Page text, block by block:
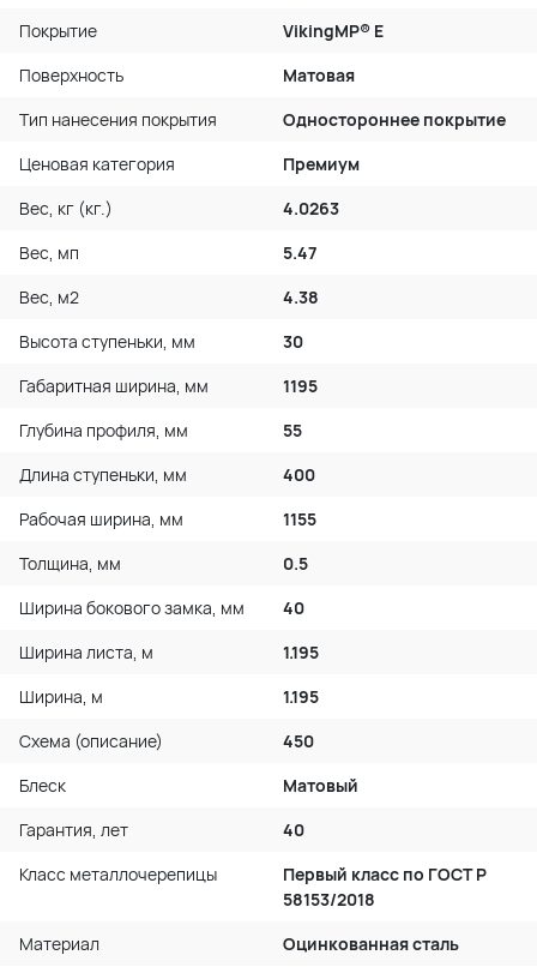
Покрытие
VikingMP® E
Поверхность
Матовая
Тип нанесения покрытия
Одностороннее покрытие
Ценовая категория
Премиум
Вес, кг (кг.)
4.0263
Вес, мп
5.47
Вес, м2
4.38
Высота ступеньки, мм
30
Габаритная ширина, мм
1195
Глубина профиля, мм
55
Длина ступеньки, мм
400
Рабочая ширина, мм
1155
Толщина, мм
0.5
Ширина бокового замка, мм
40
Ширина листа, м
1.195
Ширина, м
1.195
Схема (описание)
450
Блеск
Матовый
Гарантия, лет
40
Класс металлочерепицы
Первый класс по ГОСТ P
58153/2018
Материал
Оцинкованная сталь